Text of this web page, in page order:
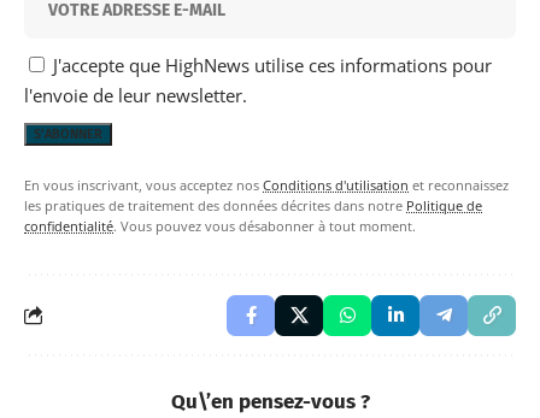
J'accepte que HighNews utilise ces informations pour
l'envoie de leur newsletter.
En vous inscrivant, vous acceptez nos Conditions d'utilisation et reconnaissez
les pratiques de traitement des données décrites dans notre Politique de
confidentialité. Vous pouvez vous désabonner à tout moment.
Qu\’en pensez-vous ?